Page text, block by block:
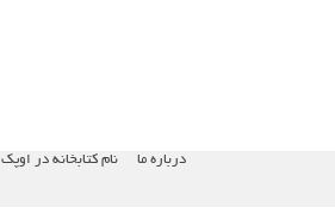
درباره ما نام کتابخانه در اوپک